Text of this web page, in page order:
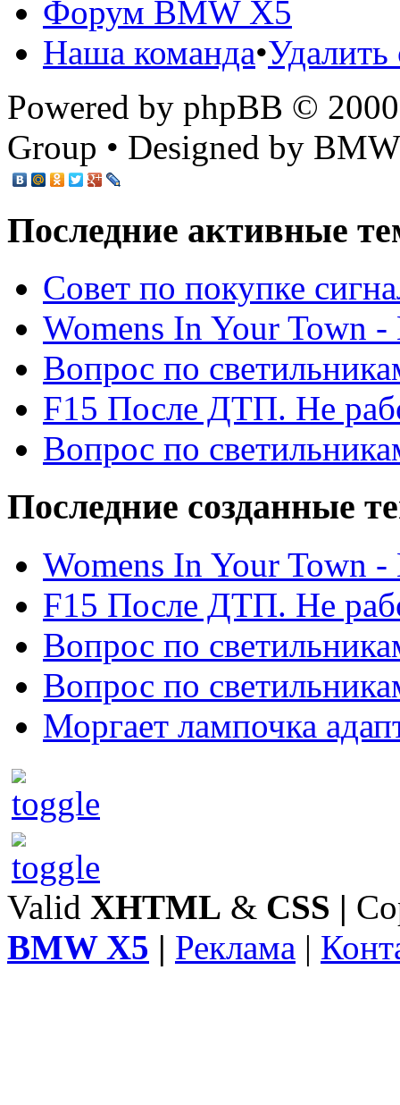
Форум BMW X5
Наша команда•
Powered by phpBB ©
Group • Designed by
Последние активные
Cовет по покупке
Womens In Your Town
Вопрос по
F15 После ДТП. Не
Вопрос по
Последние созданные
Womens In Your Town
F15 После ДТП. Не
Вопрос по
Вопрос по
Моргает лампочка
Valid XHTML & CSS |
BMW X5 | Реклама |